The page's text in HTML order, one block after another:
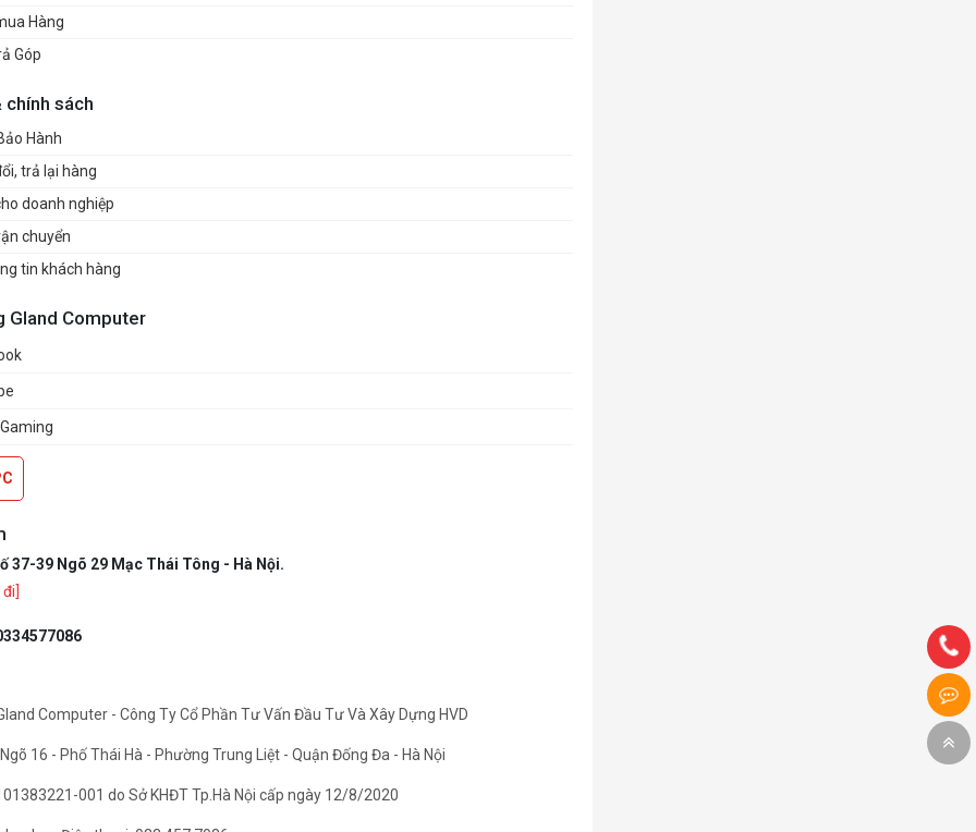
Hàng
Góp
chính sách
Hành
trả lại hàng
doanh nghiệp
chuyển
tin khách hàng
Gland Computer
37-39 Ngõ 29 Mạc Thái Tông - Hà Nội.
Computer - Công Ty Cổ Phần Tư Vấn Đầu Tư Và Xây Dựng HVD
16 - Phố Thái Hà - Phường Trung Liệt - Quận Đống Đa - Hà Nội
001 do Sở KHĐT Tp.Hà Nội cấp ngày 12/8/2020